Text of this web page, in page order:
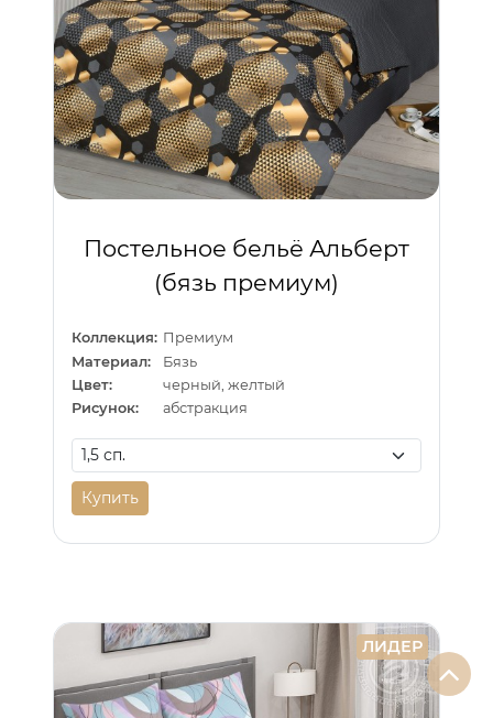
Постельное бельё Альберт
(бязь премиум)
Коллекция: Премиум
Материал:
Бязь
Цвет:
черный, желтый
Рисунок:
абстракция
Купить
ЛИДЕР